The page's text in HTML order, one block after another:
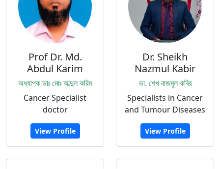
Prof Dr. Md.
Abdul Karim
অধ্যাপক ডাঃ মোঃ আব্দুল করিম
Cancer Specialist
doctor
View Profile
Dr. Sheikh
Nazmul Kabir
ডা. শেখ নাজমুল কবির
Specialists in Cancer
and Tumour Diseases
View Profile